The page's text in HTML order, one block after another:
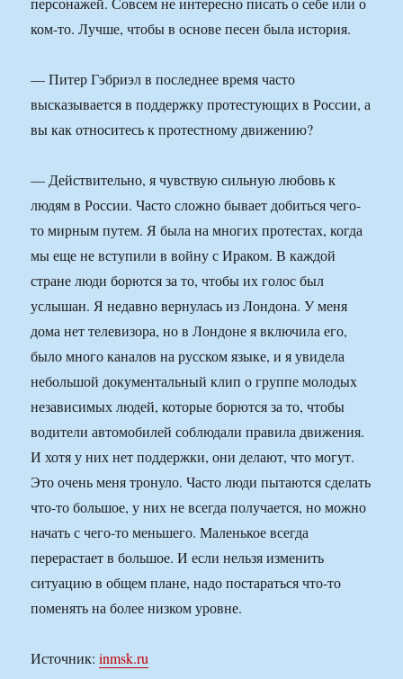
ком-то. Лучше, чтобы в основе песен была история.
— Питер Гэбриэл в последнее время часто
высказывается в поддержку протестующих в России, а
вы как относитесь к протестному движению?
— Действительно, я чувствую сильную любовь к
людям в России. Часто сложно бывает добиться чего-
то мирным путем. Я была на многих протестах, когда
мы еще не вступили в войну с Ираком. В каждой
стране люди борются за то, чтобы их голос был
услышан. Я недавно вернулась из Лондона. У меня
дома нет телевизора, но в Лондоне я включила его,
было много каналов на русском языке, и я увидела
небольшой документальный клип о группе молодых
независимых людей, которые борются за то, чтобы
водители автомобилей соблюдали правила движения.
И хотя у них нет поддержки, они делают, что могут.
Это очень меня тронуло. Часто люди пытаются сделать
что-то большое, у них не всегда получается, но можно
начать с чего-то меньшего. Маленькое всегда
перерастает в большое. И если нельзя изменить
ситуацию в общем плане, надо постараться что-то
поменять на более низком уровне.
Источник:inmsk.ru